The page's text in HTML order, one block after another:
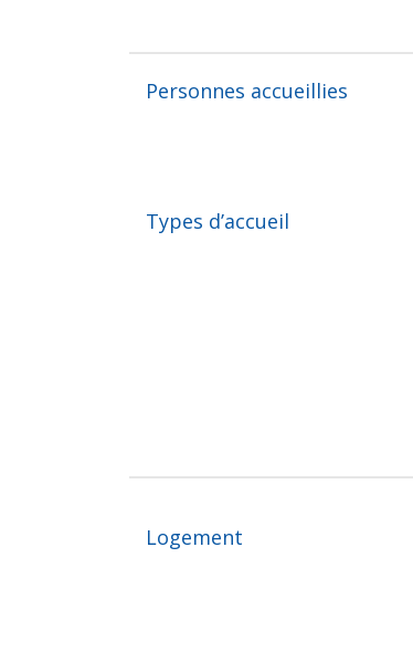
Personnes accueillies
Types d’accueil
Logement